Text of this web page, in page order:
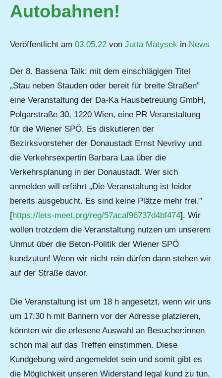
Autobahnen!
Veröffentlicht am 03.05.22 von Jutta Matysek in News
Der 8. Bassena Talk: mit dem einschlägigen Titel
„Stau neben Stauden oder bereit für breite Straßen”
eine Veranstaltung der Da-Ka Hausbetreuung GmbH,
Polgarstraße 30, 1220 Wien, eine PR Veranstaltung
für die Wiener SPÖ. Es diskutieren der
Bezirksvorsteher der Donaustadt Ernst Nevrivy und
die Verkehrsexpertin Barbara Laa über die
Verkehrsplanung in der Donaustadt. Wer sich
anmelden will erfährt „Die Veranstaltung ist leider
bereits ausgebucht. Es sind keine Plätze mehr frei.”
[https://lets-meet.org/reg/57acaf96737d4bf474]. Wir
wollen trotzdem die Veranstaltung nutzen um unserem
Unmut über die Beton-Politik der Wiener SPÖ
kundzutun! Wenn wir nicht rein dürfen dann stehen wir
auf der Straße davor.
Die Veranstaltung ist um 18 h angesetzt, wenn wir uns
um 17:30 h mit Bannern vor der Adresse platzieren,
könnten wir die erlesene Auswahl an Besucher:innen
schon mal auf das Treffen einstimmen. Diese
Kundgebung wird angemeldet sein und somit gibt es
die Möglichkeit unseren Widerstand legal kund zu tun.